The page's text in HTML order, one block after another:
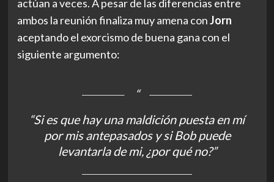
actúan a veces. A pesar de las diferencias entre
ambos la reunión finaliza muy amena conJorn
aceptando el exorcismo de buena gana con el
siguiente argumento:
“Si es que hay una maldición puesta en mí
por mis antepasados y si Bob puede
levantarla de mi, ¿por qué no?”